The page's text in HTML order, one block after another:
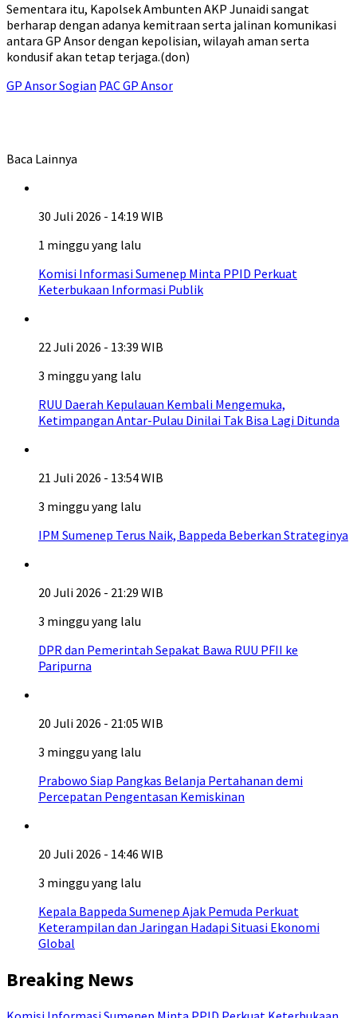
Sementara itu, Kapolsek Ambunten AKP Junaidi sangat
berharap dengan adanya kemitraan serta jalinan komunikasi
antara GP Ansor dengan kepolisian, wilayah aman serta
kondusif akan tetap terjaga.(don)
GP Ansor Sogian PAC GP Ansor
Baca Lainnya
30 Juli 2026 - 14:19 WIB
1 minggu yang lalu
Komisi Informasi Sumenep Minta PPID Perkuat
Keterbukaan Informasi Publik
22 Juli 2026 - 13:39 WIB
3 minggu yang lalu
RUU Daerah Kepulauan Kembali Mengemuka,
Ketimpangan Antar-Pulau Dinilai Tak Bisa Lagi Ditunda
21 Juli 2026 - 13:54 WIB
3 minggu yang lalu
IPM Sumenep Terus Naik, Bappeda Beberkan Strateginya
20 Juli 2026 - 21:29 WIB
3 minggu yang lalu
DPR dan Pemerintah Sepakat Bawa RUU PFII ke
Paripurna
20 Juli 2026 - 21:05 WIB
3 minggu yang lalu
Prabowo Siap Pangkas Belanja Pertahanan demi
Percepatan Pengentasan Kemiskinan
20 Juli 2026 - 14:46 WIB
3 minggu yang lalu
Kepala Bappeda Sumenep Ajak Pemuda Perkuat
Keterampilan dan Jaringan Hadapi Situasi Ekonomi
Global
Breaking News